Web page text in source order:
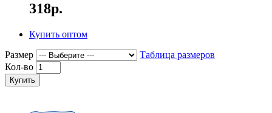
318р.
Купить оптом
Размер
Таблица размеров
Кол-во
Купить